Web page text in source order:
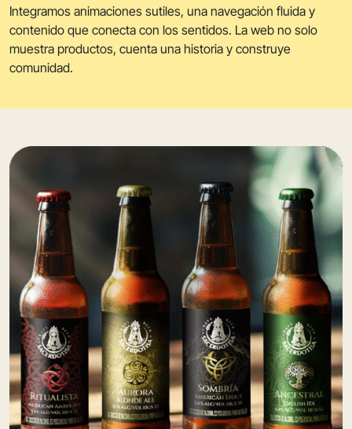
Integramos animaciones sutiles, una navegación fluida y
contenido que conecta con los sentidos. La web no solo
muestra productos, cuenta una historia y construye
comunidad.